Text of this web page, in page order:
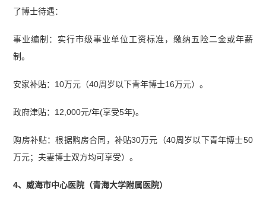
了博士待遇：
事业编制：实行市级事业单位工资标准，缴纳五险二金或年薪
制。
安家补贴：10万元（40周岁以下青年博士16万元）。
政府津贴：12,000元/年(享受5年)。
购房补贴：根据购房合同，补贴30万元（40周岁以下青年博士50
万元；夫妻博士双方均可享受）。
4、威海市中心医院（青海大学附属医院）